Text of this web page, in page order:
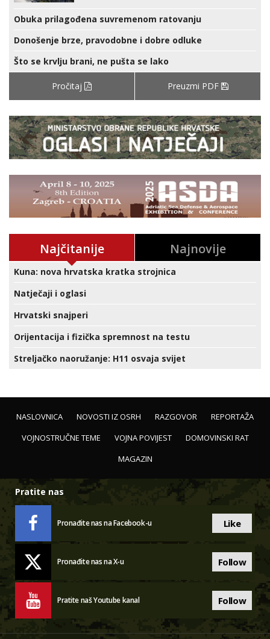
Obuka prilagođena suvremenom ratovanju
Donošenje brze, pravodobne i dobre odluke
Što se krvlju brani, ne pušta se lako
Pročitaj Preuzmi PDF
Najčitanije Najnovije
Kuna: nova hrvatska kratka strojnica
Natječaji i oglasi
Hrvatski snajperi
Orijentacija i fizička spremnost na testu
Streljačko naoružanje: H11 osvaja svijet
NASLOVNICA NOVOSTI IZ OSRH RAZGOVOR
REPORTAŽA
VOJNOSTRUČNE TEME
VOJNA POVIJEST
DOMOVINSKI RAT
MAGAZIN
Pratite nas
Pronađite nas na Facebook-u Like
Pronađite nas na X-u Follow
Pratite naš Youtube kanal Follow